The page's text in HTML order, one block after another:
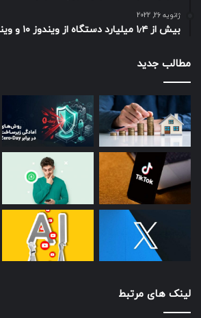
ژانویه 26, 2022
بیش از ۱٫۴ میلیارد دستگاه از ویندوز ۱۰ و ویندوز ۱۱ استفاده می‌کنند
مطالب جدید
لینک های مرتبط